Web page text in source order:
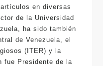
en diversas
de la Universidad
ha sido también
de Venezuela, el
(ITER) y la
fue Presidente de la